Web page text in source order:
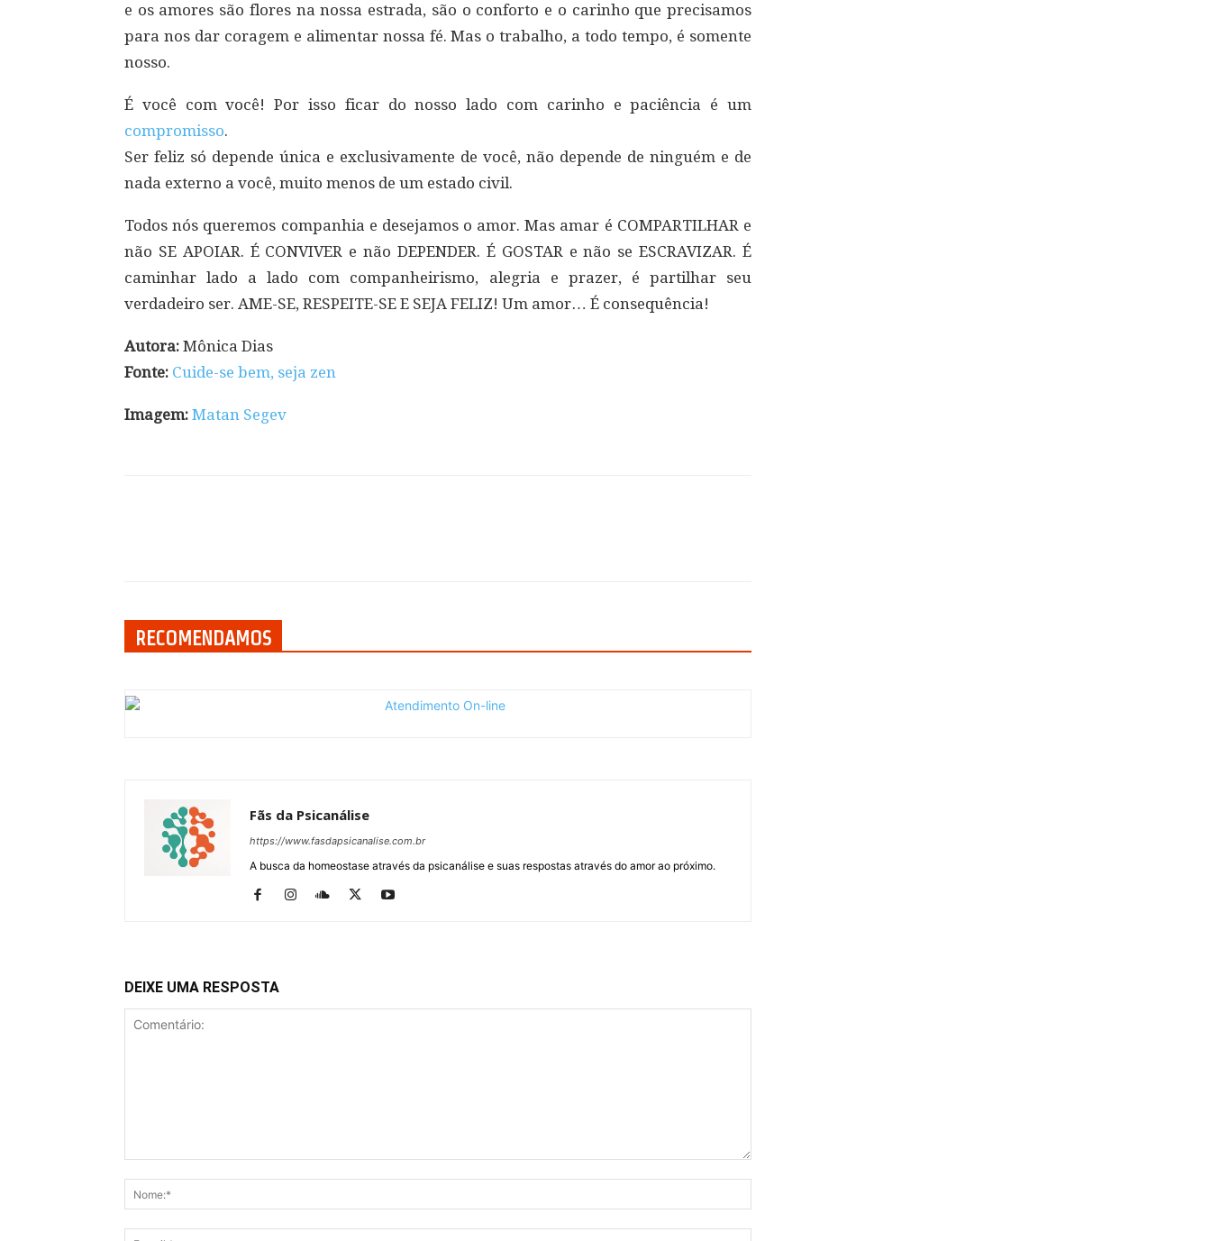
e os amores são flores na nossa estrada, são o conforto e o carinho que precisamos
para nos dar coragem e alimentar nossa fé. Mas o trabalho, a todo tempo, é somente
nosso.
É você com você! Por isso ficar do nosso lado com carinho e paciência é um
compromisso.
Ser feliz só depende única e exclusivamente de você, não depende de ninguém e de
nada externo a você, muito menos de um estado civil.
Todos nós queremos companhia e desejamos o amor. Mas amar é COMPARTILHAR e
não SE APOIAR. É CONVIVER e não DEPENDER. É GOSTAR e não se ESCRAVIZAR. É
caminhar lado a lado com companheirismo, alegria e prazer, é partilhar seu
verdadeiro ser. AME-SE, RESPEITE-SE E SEJA FELIZ! Um amor… É consequência!
Autora: Mônica Dias
Fonte: Cuide-se bem, seja zen
Imagem: Matan Segev
RECOMENDAMOS
Fãs da Psicanálise
https://www.fasdapsicanalise.com.br
A busca da homeostase através da psicanálise e suas respostas através do amor ao próximo.
DEIXE UMA RESPOSTA